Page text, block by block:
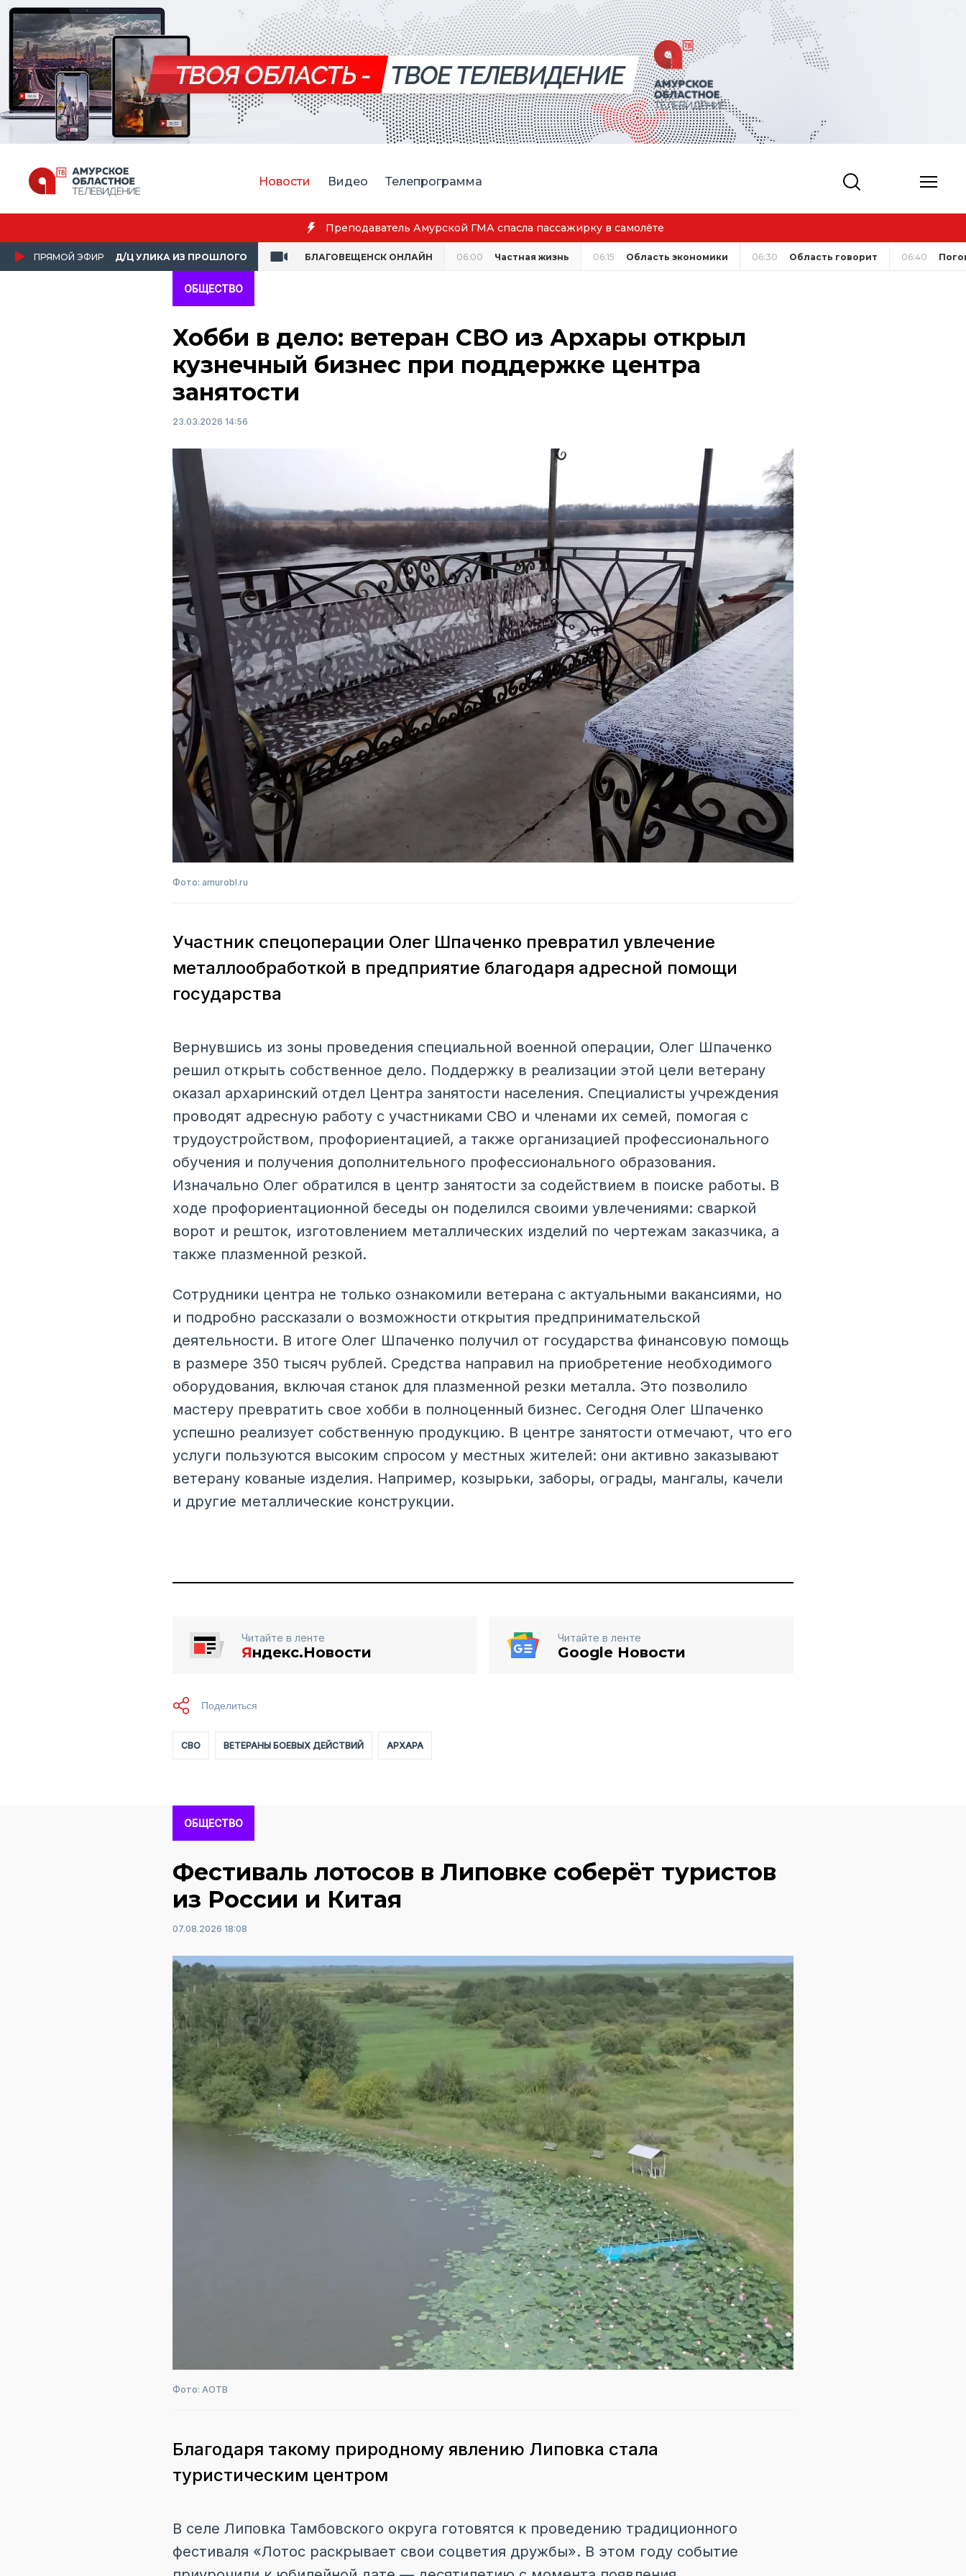
Новости Видео Телепрограмма
Преподаватель Амурской ГМА спасла пассажирку в самолёте
ПРЯМОЙ ЭФИР Д/Ц УЛИКА ИЗ ПРОШЛОГО БЛАГОВЕЩЕНСК ОНЛАЙН 06:00 Частная жизнь 06:15 Область экономики 06:30 Область говорит 06:40
ОБЩЕСТВО
Хобби в дело: ветеран СВО из Архары открыл
кузнечный бизнес при поддержке центра
занятости
23.03.2026 14:56
Фото: amurobl.ru
Участник спецоперации Олег Шпаченко превратил увлечение
металлообработкой в предприятие благодаря адресной помощи
государства
Вернувшись из зоны проведения специальной военной операции, Олег Шпаченко
решил открыть собственное дело. Поддержку в реализации этой цели ветерану
оказал архаринский отдел Центра занятости населения. Специалисты учреждения
проводят адресную работу с участниками СВО и членами их семей, помогая с
трудоустройством, профориентацией, а также организацией профессионального
обучения и получения дополнительного профессионального образования.
Изначально Олег обратился в центр занятости за содействием в поиске работы. В
ходе профориентационной беседы он поделился своими увлечениями: сваркой
ворот и решток, изготовлением металлических изделий по чертежам заказчика, а
также плазменной резкой.
Сотрудники центра не только ознакомили ветерана с актуальными вакансиями, но
и подробно рассказали о возможности открытия предпринимательской
деятельности. В итоге Олег Шпаченко получил от государства финансовую помощь
в размере 350 тысяч рублей. Средства направил на приобретение необходимого
оборудования, включая станок для плазменной резки металла. Это позволило
мастеру превратить свое хобби в полноценный бизнес. Сегодня Олег Шпаченко
успешно реализует собственную продукцию. В центре занятости отмечают, что его
услуги пользуются высоким спросом у местных жителей: они активно заказывают
ветерану кованые изделия. Например, козырьки, заборы, ограды, мангалы, качели
и другие металлические конструкции.
Читайте в ленте
Яндекс.Новости
Читайте в ленте
Google Новости
СВО ВЕТЕРАНЫ БОЕВЫХ ДЕЙСТВИЙ АРХАРА
ОБЩЕСТВО
Фестиваль лотосов в Липовке соберёт туристов
из России и Китая
07.08.2026 18:08
Фото: АОТВ
Благодаря такому природному явлению Липовка стала
туристическим центром
В селе Липовка Тамбовского округа готовятся к проведению традиционного
фестиваля «Лотос раскрывает свои соцветия дружбы». В этом году событие